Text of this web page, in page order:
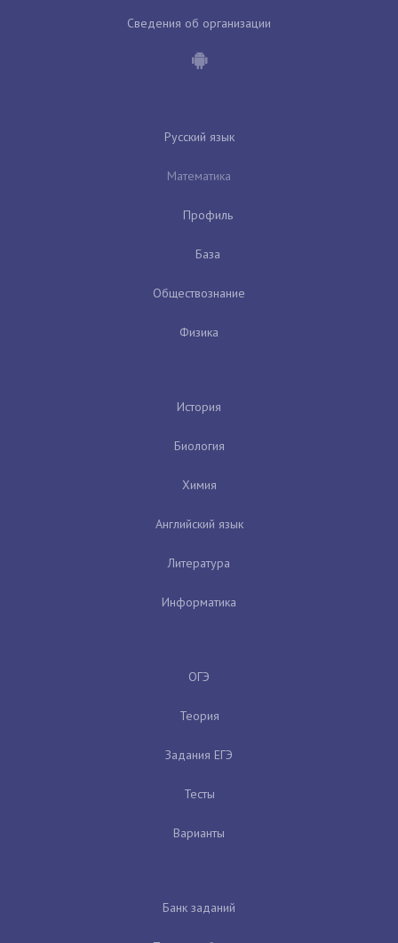
Сведения об организации
Русский язык
Математика
Профиль
База
Обществознание
Физика
История
Биология
Химия
Английский язык
Литература
Информатика
ОГЭ
Теория
Задания ЕГЭ
Тесты
Варианты
Банк заданий